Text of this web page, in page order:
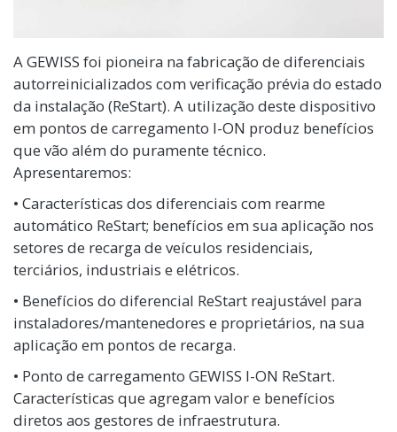
A GEWISS foi pioneira na fabricação de diferenciais
autorreinicializados com verificação prévia do estado
da instalação (ReStart). A utilização deste dispositivo
em pontos de carregamento I-ON produz benefícios
que vão além do puramente técnico.
Apresentaremos:
• Características dos diferenciais com rearme
automático ReStart; benefícios em sua aplicação nos
setores de recarga de veículos residenciais,
terciários, industriais e elétricos.
• Benefícios do diferencial ReStart reajustável para
instaladores/mantenedores e proprietários, na sua
aplicação em pontos de recarga.
• Ponto de carregamento GEWISS I-ON ReStart.
Características que agregam valor e benefícios
diretos aos gestores de infraestrutura.